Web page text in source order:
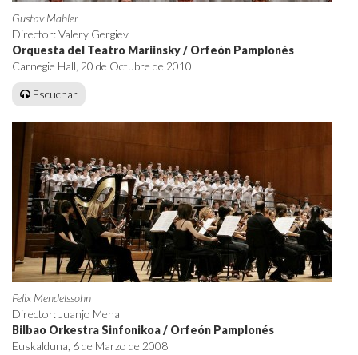
Gustav Mahler
Director: Valery Gergiev
Orquesta del Teatro Mariinsky / Orfeón Pamplonés
Carnegie Hall, 20 de Octubre de 2010
Escuchar
Felix Mendelssohn
Director: Juanjo Mena
Bilbao Orkestra Sinfonikoa / Orfeón Pamplonés
Euskalduna, 6 de Marzo de 2008